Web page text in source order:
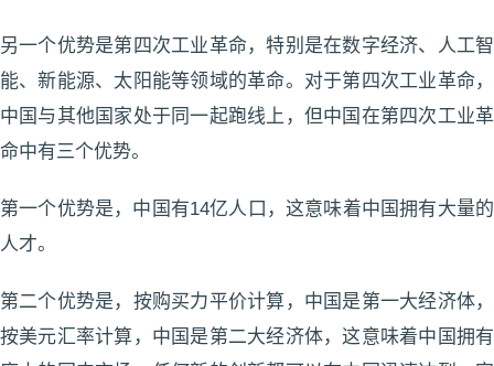
另一个优势是第四次工业革命，特别是在数字经济、人工智
能、新能源、太阳能等领域的革命。对于第四次工业革命，
中国与其他国家处于同一起跑线上，但中国在第四次工业革
命中有三个优势。
第一个优势是，中国有14亿人口，这意味着中国拥有大量的
人才。
第二个优势是，按购买力平价计算，中国是第一大经济体，
按美元汇率计算，中国是第二大经济体，这意味着中国拥有